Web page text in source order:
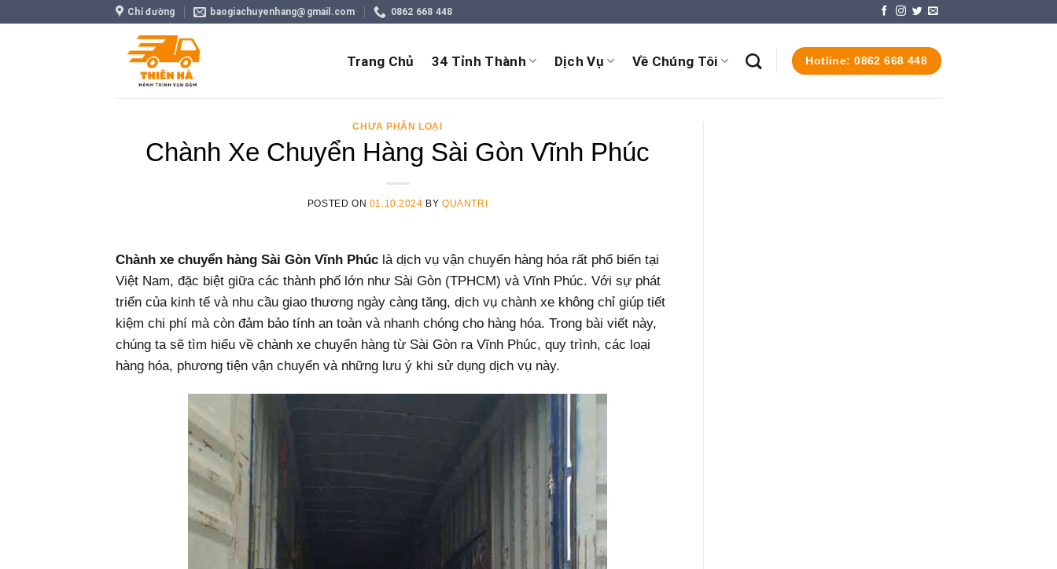
Chỉ đường baogiachuyenhang@gmail.com 0862 668 448
Trang Chủ 34 Tỉnh Thành Dịch Vụ Về Chúng Tôi Hotline: 0862 668 448
CHƯA PHÂN LOẠI
Chành Xe Chuyển Hàng Sài Gòn Vĩnh Phúc
POSTED ON 01.10.2024 BYQUANTRI
Chành xe chuyển hàng Sài Gòn Vĩnh Phúc là dịch vụ vận chuyển hàng hóa rất phổ biến tại
Việt Nam, đặc biệt giữa các thành phố lớn như Sài Gòn (TPHCM) và Vĩnh Phúc. Với sự phát
triển của kinh tế và nhu cầu giao thương ngày càng tăng, dịch vụ chành xe không chỉ giúp tiết
kiệm chi phí mà còn đảm bảo tính an toàn và nhanh chóng cho hàng hóa. Trong bài viết này,
chúng ta sẽ tìm hiểu về chành xe chuyển hàng từ Sài Gòn ra Vĩnh Phúc, quy trình, các loại
hàng hóa, phương tiện vận chuyển và những lưu ý khi sử dụng dịch vụ này.